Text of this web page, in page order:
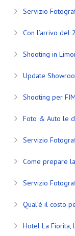
Servizio
Con l’arrivo del
Shooting in
Update
Shooting per
Foto & Auto le
Servizio
Come prepare
Servizio
Qual’è il costo
Hotel La Fiorita,